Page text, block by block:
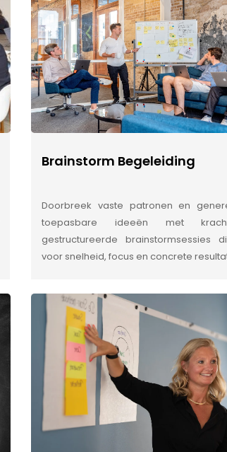
Brainstorm Begeleiding
Doorbreek vaste patronen en
toepasbare ideeën met
gestructureerde brainstormsessies
voor snelheid, focus en concrete